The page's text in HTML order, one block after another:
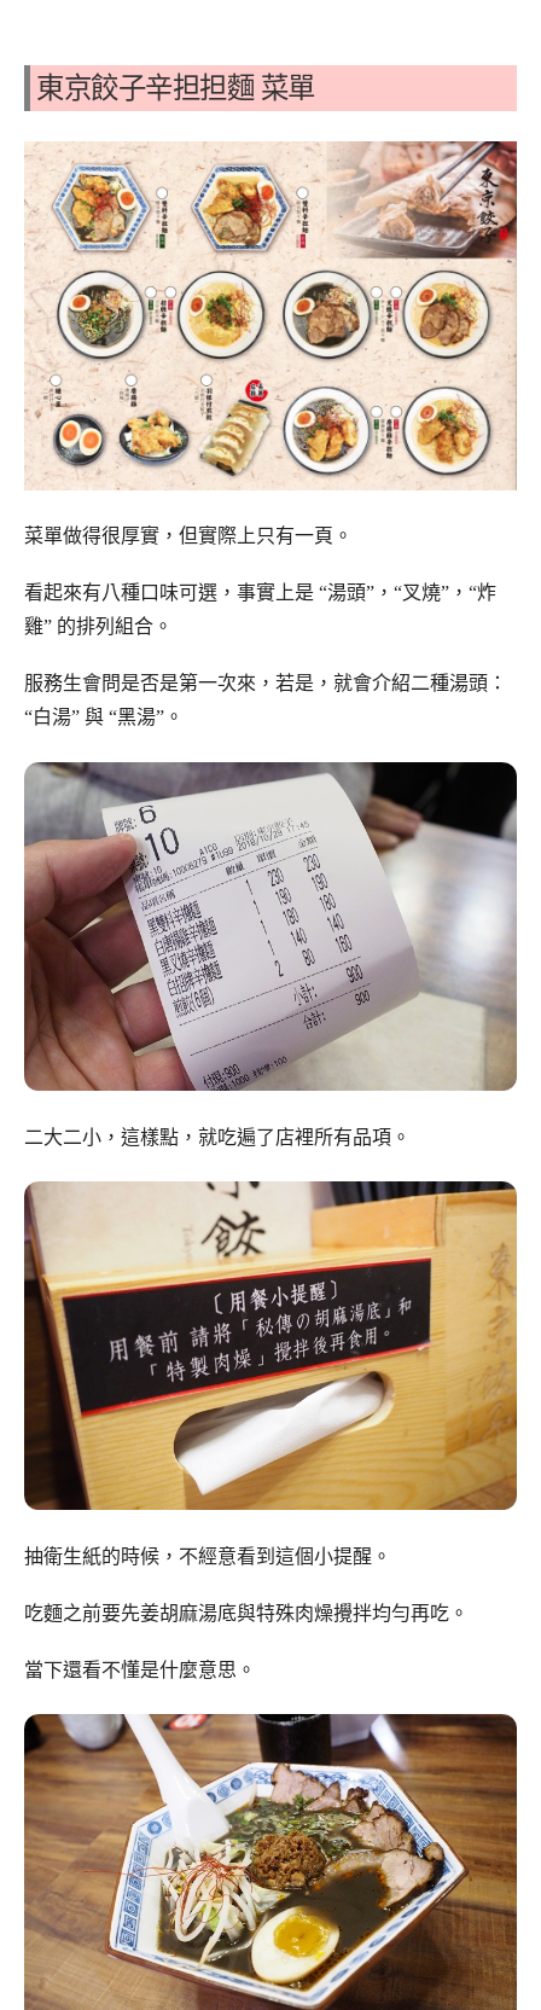
東京餃子辛担担麵 菜單
菜單做得很厚實，但實際上只有一頁。
看起來有八種口味可選，事實上是 “湯頭”，“叉燒”，“炸
雞” 的排列組合。
服務生會問是否是第一次來，若是，就會介紹二種湯頭：
“白湯” 與 “黑湯”。
二大二小，這樣點，就吃遍了店裡所有品項。
抽衛生紙的時候，不經意看到這個小提醒。
吃麵之前要先姜胡麻湯底與特殊肉燥攪拌均勻再吃。
當下還看不懂是什麼意思。